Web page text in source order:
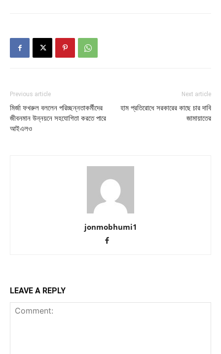
Previous article
মির্জা ফখরুল বললেন পরিচ্ছন্নতাকর্মীদের
জীবনমান উন্নয়নে সহযোগিতা করতে পারে
আইএলও
Next article
হাম প্রতিরোধে সরকারের কাছে চার দাবি
জামায়াতের
jonmobhumi1
LEAVE A REPLY